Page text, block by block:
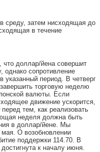
среду, затем нисходящая до
в течение
что доллар/йена совершит
однако сопротивление
указанный период. В четверг
торговую неделю
валюты. Если
движение ускорится,
тем, как реализовать
неделя должна быть
в доллар/йене. Мы
О возобновлении
поддержки 114.70. В
к началу июня.